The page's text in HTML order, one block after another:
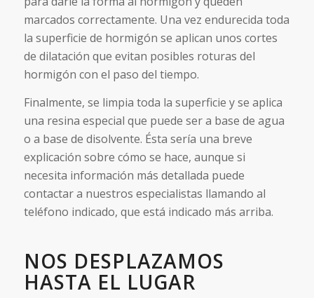
marcados correctamente. Una vez endurecida toda
la superficie de hormigón se aplican unos cortes
de dilatación que evitan posibles roturas del
hormigón con el paso del tiempo.
Finalmente, se limpia toda la superficie y se aplica
una resina especial que puede ser a base de agua
o a base de disolvente. Ésta sería una breve
explicación sobre cómo se hace, aunque si
necesita información más detallada puede
contactar a nuestros especialistas llamando al
teléfono indicado, que está indicado más arriba.
NOS DESPLAZAMOS
HASTA EL LUGAR